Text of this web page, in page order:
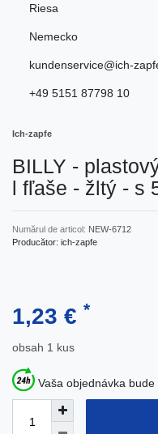
Riesa
Nemecko
kundenservice@ich-
+49 5151 87798 10
Ich-zapfe
BILLY -
l fľaše - žltý - s
Numărul de articol: NEW-6712
Producător: ich-zapfe
1,23 € *
obsah 1 kus
Vaša objednávka